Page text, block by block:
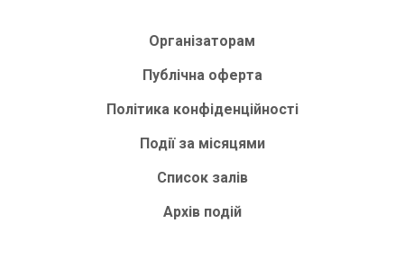
Організаторам
Публічна оферта
Політика конфіденційності
Події за місяцями
Список залів
Архів подій